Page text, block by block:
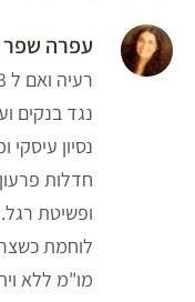
עפרה שפר
נגד בנקים
נסיון
חדלות
ופשיטת
לוחמת
מו"מ ללא